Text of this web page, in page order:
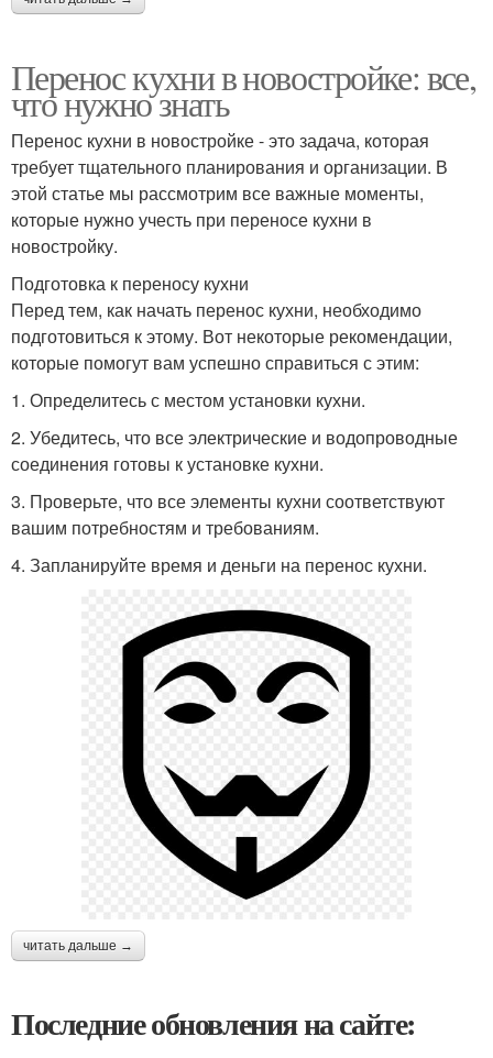
Перенос кухни в новостройке: все,
что нужно знать
Перенос кухни в новостройке - это задача, которая
требует тщательного планирования и организации. В
этой статье мы рассмотрим все важные моменты,
которые нужно учесть при переносе кухни в
новостройку.
Подготовка к переносу кухни
Перед тем, как начать перенос кухни, необходимо
подготовиться к этому. Вот некоторые рекомендации,
которые помогут вам успешно справиться с этим:
1. Определитесь с местом установки кухни.
2. Убедитесь, что все электрические и водопроводные
соединения готовы к установке кухни.
3. Проверьте, что все элементы кухни соответствуют
вашим потребностям и требованиям.
4. Запланируйте время и деньги на перенос кухни.
читать дальше →
Последние обновления на сайте: